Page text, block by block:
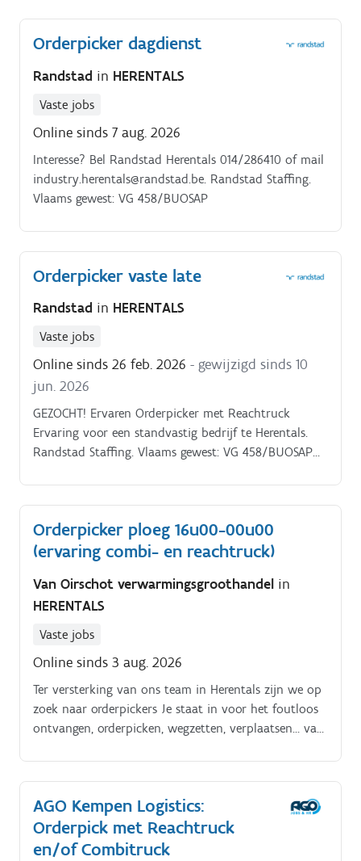
Orderpicker dagdienst
Randstad in HERENTALS
Vaste jobs
Online sinds 7 aug. 2026
Interesse? Bel Randstad Herentals 014/286410 of mail
industry.herentals@randstad.be. Randstad Staffing.
Vlaams gewest: VG 458/BUOSAP
Orderpicker vaste late
Randstad in HERENTALS
Vaste jobs
Online sinds 26 feb. 2026 - gewijzigd sinds 10
jun. 2026
GEZOCHT! Ervaren Orderpicker met Reachtruck
Ervaring voor een standvastig bedrijf te Herentals.
Randstad Staffing. Vlaams gewest: VG 458/BUOSAP
Orderpicker ploeg 16u00-00u00
(ervaring combi- en reachtruck)
Van Oirschot verwarmingsgroothandel in
HERENTALS
Vaste jobs
Online sinds 3 aug. 2026
Ter versterking van ons team in Herentals zijn we op
zoek naar orderpickers Je staat in voor het foutloos
ontvangen, orderpicken, wegzetten, verplaatsen… van
installatiemateriaal,). Je zet de orders klaar voor
transport, zowel naar klanten als naar onze filialen
Je staat met je collega's in voor de orde en netheid in
het magazijn.
AGO Kempen Logistics:
Orderpick met Reachtruck
en/of Combitruck